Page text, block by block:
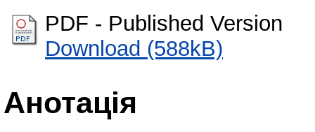
PDF - Published Version
Download (588kB)
Анотація